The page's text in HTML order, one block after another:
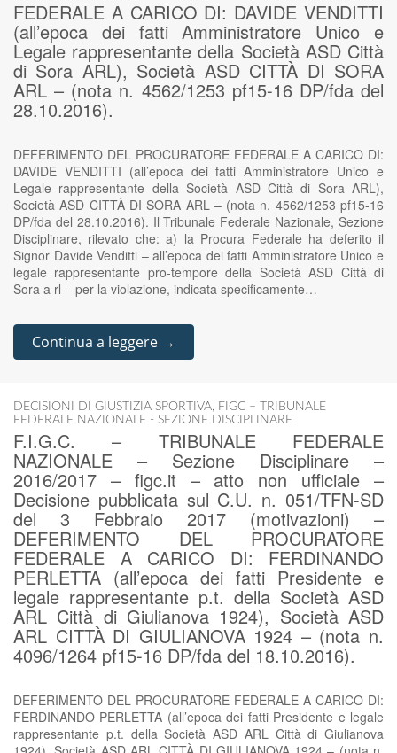
FEDERALE A CARICO DI: DAVIDE VENDITTI
(all’epoca dei fatti Amministratore Unico e
Legale rappresentante della Società ASD Città
di Sora ARL), Società ASD CITTÀ DI SORA
ARL – (nota n. 4562/1253 pf15-16 DP/fda del
28.10.2016).
DEFERIMENTO DEL PROCURATORE FEDERALE A CARICO DI:
DAVIDE VENDITTI (all’epoca dei fatti Amministratore Unico e
Legale rappresentante della Società ASD Città di Sora ARL),
Società ASD CITTÀ DI SORA ARL – (nota n. 4562/1253 pf15-16
DP/fda del 28.10.2016). Il Tribunale Federale Nazionale, Sezione
Disciplinare, rilevato che: a) la Procura Federale ha deferito il
Signor Davide Venditti – all’epoca dei fatti Amministratore Unico e
legale rappresentante pro-tempore della Società ASD Città di
Sora a rl – per la violazione, indicata specificamente…
Continua a leggere →
DECISIONI DI GIUSTIZIA SPORTIVA, FIGC – TRIBUNALE
FEDERALE NAZIONALE - SEZIONE DISCIPLINARE
F.I.G.C. – TRIBUNALE FEDERALE
NAZIONALE – Sezione Disciplinare –
2016/2017 – figc.it – atto non ufficiale –
Decisione pubblicata sul C.U. n. 051/TFN-SD
del 3 Febbraio 2017 (motivazioni) –
DEFERIMENTO DEL PROCURATORE
FEDERALE A CARICO DI: FERDINANDO
PERLETTA (all’epoca dei fatti Presidente e
legale rappresentante p.t. della Società ASD
ARL Città di Giulianova 1924), Società ASD
ARL CITTÀ DI GIULIANOVA 1924 – (nota n.
4096/1264 pf15-16 DP/fda del 18.10.2016).
DEFERIMENTO DEL PROCURATORE FEDERALE A CARICO DI:
FERDINANDO PERLETTA (all’epoca dei fatti Presidente e legale
rappresentante p.t. della Società ASD ARL Città di Giulianova